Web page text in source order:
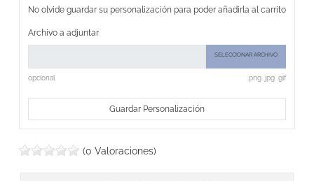
No olvide guardar su personalización para poder añadirla al carrito
Archivo a adjuntar
SELECCIONAR ARCHIVO
opcional .png .jpg .gif
Guardar Personalización
(0 Valoraciones)